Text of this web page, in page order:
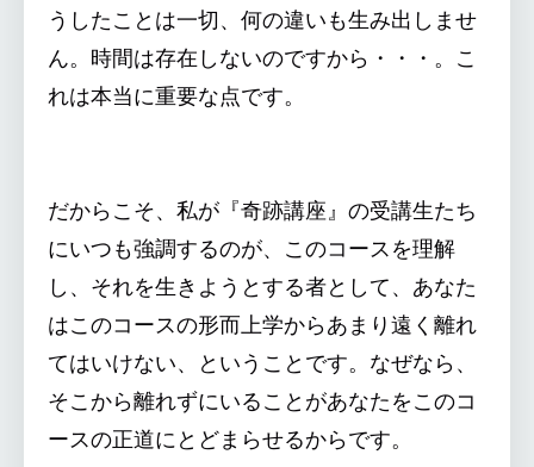
うしたことは一切、何の違いも生み出しませ
ん。時間は存在しないのですから・・・。こ
れは本当に重要な点です。
だからこそ、私が『奇跡講座』の受講生たち
にいつも強調するのが、このコースを理解
し、それを生きようとする者として、あなた
はこのコースの形而上学からあまり遠く離れ
てはいけない、ということです。なぜなら、
そこから離れずにいることがあなたをこのコ
ースの正道にとどまらせるからです。